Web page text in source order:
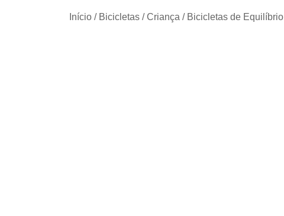
Início / Bicicletas /Criança / Bicicletas de Equilíbrio